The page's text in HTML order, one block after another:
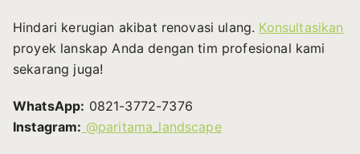
Hindari kerugian akibat renovasi ulang. Konsultasikan
proyek lanskap Anda dengan tim profesional kami
sekarang juga!
WhatsApp: 0821-3772-7376
Instagram: @paritama_landscape